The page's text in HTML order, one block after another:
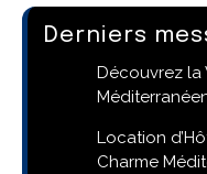
Derniers
Découvrez la
Location
Charme